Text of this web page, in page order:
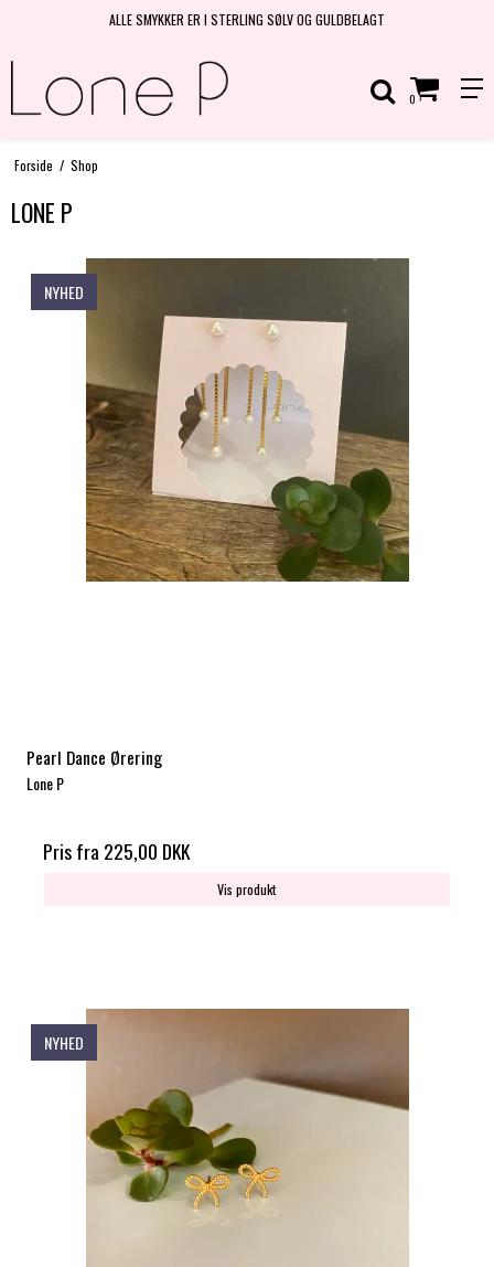
ALLE SMYKKER ER I STERLING SØLV OG GULDBELAGT
0
Forside / Shop
LONE P
NYHED
Pearl Dance Ørering
Lone P
Pris fra 225,00 DKK
Vis produkt
NYHED